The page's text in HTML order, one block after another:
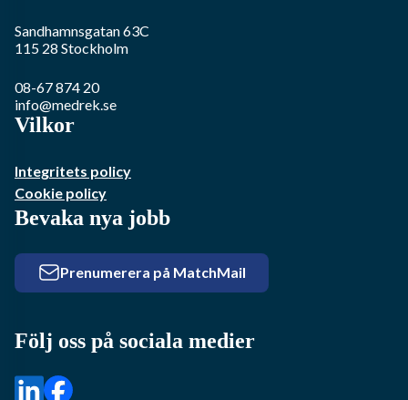
Sandhamnsgatan 63C
115 28 Stockholm
08-67 874 20
info@medrek.se
Vilkor
Integritets policy
Cookie policy
Bevaka nya jobb
Prenumerera på MatchMail
Följ oss på sociala medier